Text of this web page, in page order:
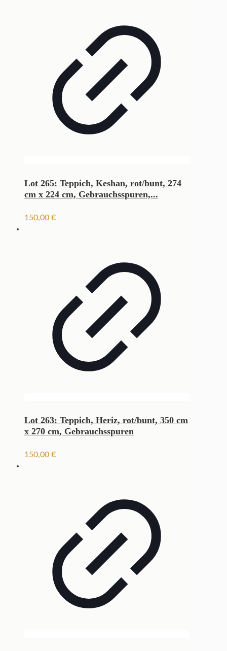
Lot 265: Teppich, Keshan, rot/bunt, 274
cm x 224 cm, Gebrauchsspuren,...
150,00 €
Lot 263: Teppich, Heriz, rot/bunt, 350 cm
x 270 cm, Gebrauchsspuren
150,00 €